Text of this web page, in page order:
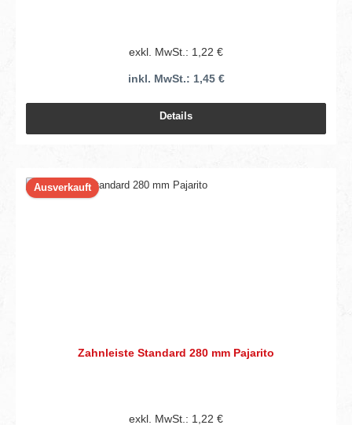
exkl. MwSt.: 1,22 €
inkl. MwSt.: 1,45 €
Details
Ausverkauft
Zahnleiste Standard 280 mm Pajarito
exkl. MwSt.: 1,22 €